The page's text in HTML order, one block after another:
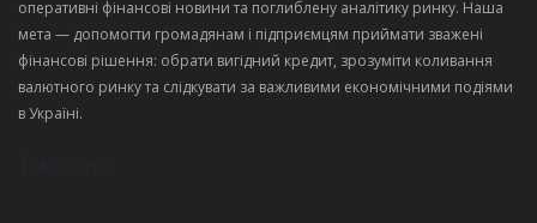
оперативні фінансові новини та поглиблену аналітику ринку. Наша
мета — допомогти громадянам і підприємцям приймати зважені
фінансові рішення: обрати вигідний кредит, зрозуміти коливання
валютного ринку та слідкувати за важливими економічними подіями
в Україні.